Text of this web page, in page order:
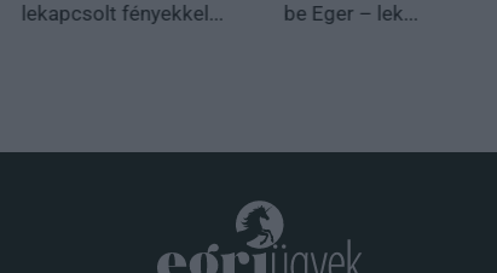
lekapcsolt fényekkel...
be Eger – lek...